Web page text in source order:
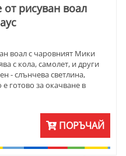
от рисуван воал
воал с чаровният Мики
с кола, самолет, и други
- слънчева светлина,
готово за окачване в
ПОРЪЧАЙ